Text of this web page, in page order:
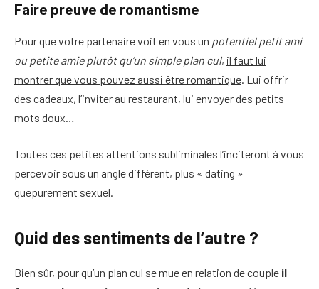
Faire preuve de romantisme
Pour que votre partenaire voit en vous un potentiel petit ami
ou petite amie plutôt qu’un simple plan cul, il faut lui
montrer que vous pouvez aussi être romantique. Lui offrir
des cadeaux, l’inviter au restaurant, lui envoyer des petits
mots doux…
Toutes ces petites attentions subliminales l’inciteront à vous
percevoir sous un angle différent, plus « dating »
quepurement sexuel.
Quid des sentiments de l’autre ?
Bien sûr, pour qu’un plan cul se mue en relation de couple il